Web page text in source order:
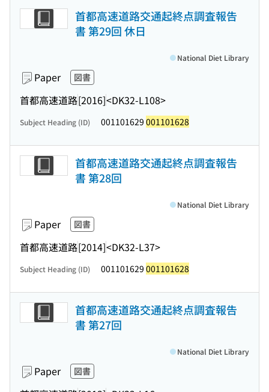
首都高速道路交通起終点調査報告
書 第29回 休日
Paper 図書
首都高速道路[2016]<DK32-L108>
National Diet Library
Subject Heading (ID) 001101629 001101628
首都高速道路交通起終点調査報告
書 第28回
Paper 図書
首都高速道路[2014]<DK32-L37>
National Diet Library
Subject Heading (ID) 001101629 001101628
首都高速道路交通起終点調査報告
書 第27回
Paper 図書
National Diet Library